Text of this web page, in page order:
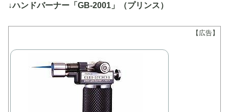
↓ハンドバーナー「GB-2001」（プリンス）
【広告】